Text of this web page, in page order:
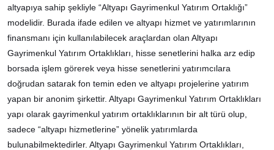
altyapıya sahip şekliyle “Altyapı Gayrimenkul Yatırım Ortaklığı”
modelidir. Burada ifade edilen ve altyapı hizmet ve yatırımlarının
finansmanı için kullanılabilecek araçlardan olan Altyapı
Gayrimenkul Yatırım Ortaklıkları, hisse senetlerini halka arz edip
borsada işlem görerek veya hisse senetlerini yatırımcılara
doğrudan satarak fon temin eden ve altyapı projelerine yatırım
yapan bir anonim şirkettir. Altyapı Gayrimenkul Yatırım Ortaklıkları
yapı olarak gayrimenkul yatırım ortaklıklarının bir alt türü olup,
sadece “altyapı hizmetlerine” yönelik yatırımlarda
bulunabilmektedirler. Altyapı Gayrimenkul Yatırım Ortaklıkları,